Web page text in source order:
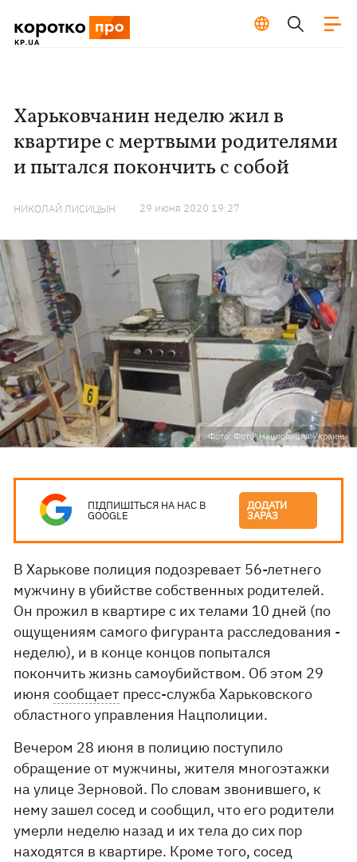
Харьковчанин неделю жил в
квартире с мертвыми родителями
и пытался покончить с собой
НИКОЛАЙ ЛИСИЦЫН 29 июня 2020 19:27
Фото: Фото: Нацполиция Украины
ПІДПИШІТЬСЯ НА НАС В
GOOGLE
ДОДАТИ
ЗАРАЗ
В Харькове полиция подозревает 56-летнего
мужчину в убийстве собственных родителей.
Он прожил в квартире с их телами 10 дней (по
ощущениям самого фигуранта расследования -
неделю), и в конце концов попытался
покончить жизнь самоубийством. Об этом 29
июнясообщает пресс-служба Харьковского
областного управления Нацполиции.
Вечером 28 июня в полицию поступило
обращение от мужчины, жителя многоэтажки
на улице Зерновой. По словам звонившего, к
нему зашел сосед и сообщил, что его родители
умерли неделю назад и их тела до сих пор
находятся в квартире. Кроме того, сосед